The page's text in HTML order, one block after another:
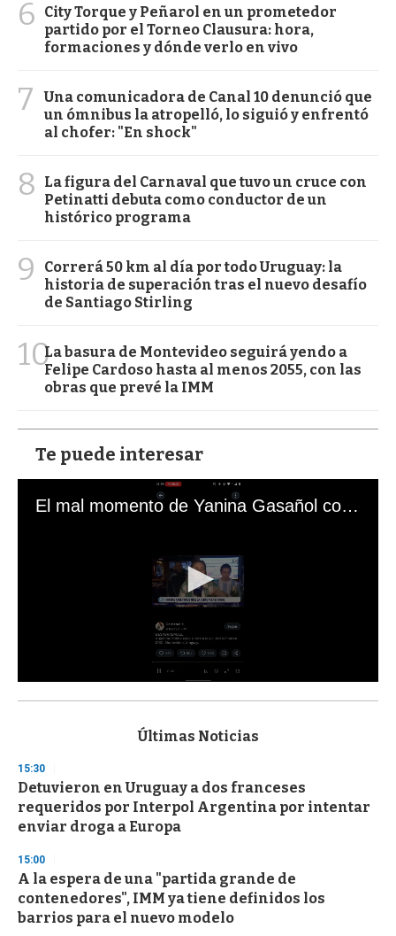
6
City Torque y Peñarol en un prometedor
partido por el Torneo Clausura: hora,
formaciones y dónde verlo en vivo
7
Una comunicadora de Canal 10 denunció que
un ómnibus la atropelló, lo siguió y enfrentó
al chofer: "En shock"
8
La figura del Carnaval que tuvo un cruce con
Petinatti debuta como conductor de un
histórico programa
9
Correrá 50 km al día por todo Uruguay: la
historia de superación tras el nuevo desafío
de Santiago Stirling
10La basura de Montevideo seguirá yendo a
Felipe Cardoso hasta al menos 2055, con las
obras que prevé la IMM
Te puede interesar
El mal momento de Yanina Gasañol con un hincha argentino en "Subrayado"
s
d
s
o
f
3
s
e
c
o
n
Últimas Noticias
15:30
Detuvieron en Uruguay a dos franceses
requeridos por Interpol Argentina por intentar
enviar droga a Europa
15:00
A la espera de una "partida grande de
contenedores", IMM ya tiene definidos los
barrios para el nuevo modelo